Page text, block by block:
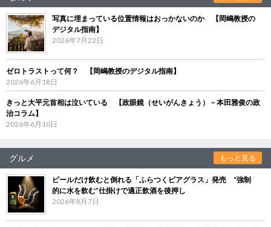
写真に埋まっている位置情報はおっかないのか 【岡嶋教授の
デジタル指南】
2026年7月22日
ゼロトラストって何？ 【岡嶋教授のデジタル指南】
2026年6月18日
きっと大平元首相は泣いている 【政眼鏡（せいがんきょう）－本田雅俊の政
治コラム】
2026年6月10日
グルメ もっと見る
ビールだけ飲むと倒れる「ふらつくビアグラス」発売 “強制
的に水を飲む”仕掛けで適正飲酒を後押し
2026年8月7日